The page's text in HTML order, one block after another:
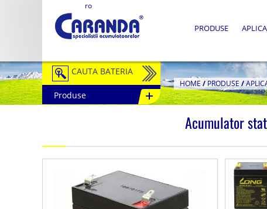
ro
PRODUSE
CAUTA BATERIA
Auto / Moto
Semitractiune
Stationare
Redresoare
Produse
HOME/PRODUSE /
Acumulator